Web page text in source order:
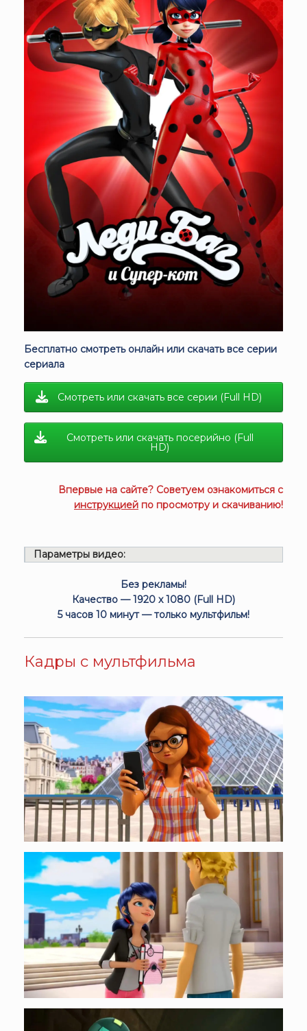
Бесплатно смотреть онлайн или скачать все серии
сериала
Смотреть или скачать все серии (Full HD)
Смотреть или скачать посерийно (Full
HD)
Впервые на сайте? Советуем ознакомиться с
инструкцией по просмотру и скачиванию!
Параметры видео:
Без рекламы!
Качество — 1920 x 1080 (Full HD)
5 часов 10 минут — только мультфильм!
Кадры с мультфильма